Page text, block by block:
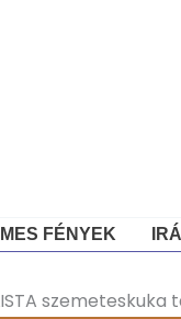
FÉNYEK
szemeteskuka